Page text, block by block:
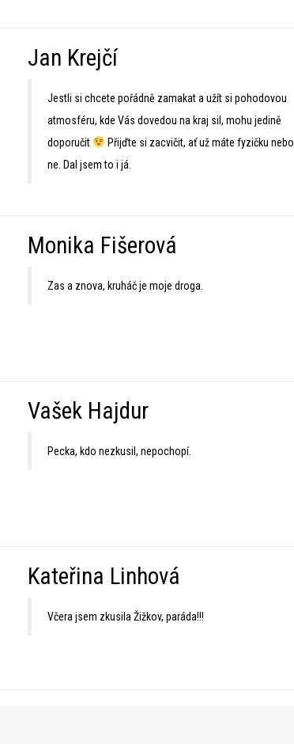
Jan Krejčí
Jestli si chcete pořádně zamakat a užít si pohodovou
atmosféru, kde Vás dovedou na kraj sil, mohu jedině
doporučit
Přijďte si zacvičit, ať už máte fyzičku nebo
ne. Dal jsem to i já.
Monika Fišerová
Zas a znova, kruháč je moje droga.
Vašek Hajdur
Pecka, kdo nezkusil, nepochopí.
Kateřina Linhová
Včera jsem zkusila Žižkov, paráda!!!